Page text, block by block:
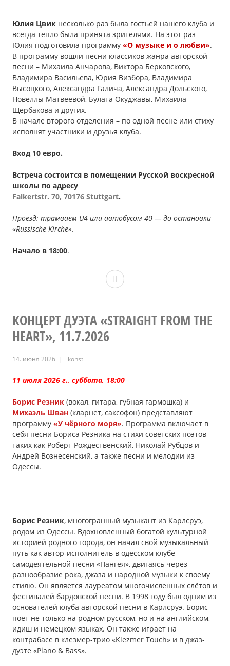
Юлия Цвик несколько раз была гостьей нашего клуба и
всегда тепло была принята зрителями. На этот раз
Юлия подготовила программу «О музыке и о любви».
В программу вошли песни классиков жанра авторской
песни – Михаила Анчарова, Виктора Берковского,
Владимира Васильева, Юрия Визбора, Владимира
Высоцкого, Александра Галича, Александра Дольского,
Новеллы Матвеевой, Булата Окуджавы, Михаила
Щербакова и других.
В начале второго отделения – по одной песне или стиху
исполнят участники и друзья клуба.
Вход 10 евро.
Встреча состоится в помещении Русской воскресной
школы по адресу
Falkertstr. 70, 70176 Stuttgart.
Проезд: трамваем U4 или автобусом 40 — до остановки
«Russische Kirche».
Начало в 18:00.
Юлия
1.8.2026
КОНЦЕРТ ДУЭТA «STRAIGHT FROM THE
HEART», 11.7.2026
14. июня 2026 konst
11 июля 2026 г., суббота, 18:00
Борис Резник (вокал, гитара, губная гармошка) и
Михаэль Шван (кларнет, саксофон) представляют
программу «У чёрного моря». Программа включает в
себя песни Бориса Резника на стихи советских поэтов
таких как Роберт Рождественский, Николай Рубцов и
Андрей Вознесенский, а также песни и мелодии из
Одессы.
Борис Резник, многогранный музыкант из Карлсруэ,
родом из Одессы. Вдохновленный богатой культурной
историей родного города, он начал свой музыкальный
путь как автор-исполнитель в одесском клубе
самодеятельной песни «Пангея», двигаясь через
разнообразие рока, джаза и народной музыки к своему
стилю. Он является лауреатом многочисленных слётов и
фестивалей бардовской песни. В 1998 году был одним из
основателей клуба авторской песни в Карлсруэ. Борис
поет не только на родном русском, но и на английском,
идиш и немецком языках. Он также играет на
контрабасе в клезмер-трио «Klezmer Touch» и в джаз-
дуэте «Piano & Bass».